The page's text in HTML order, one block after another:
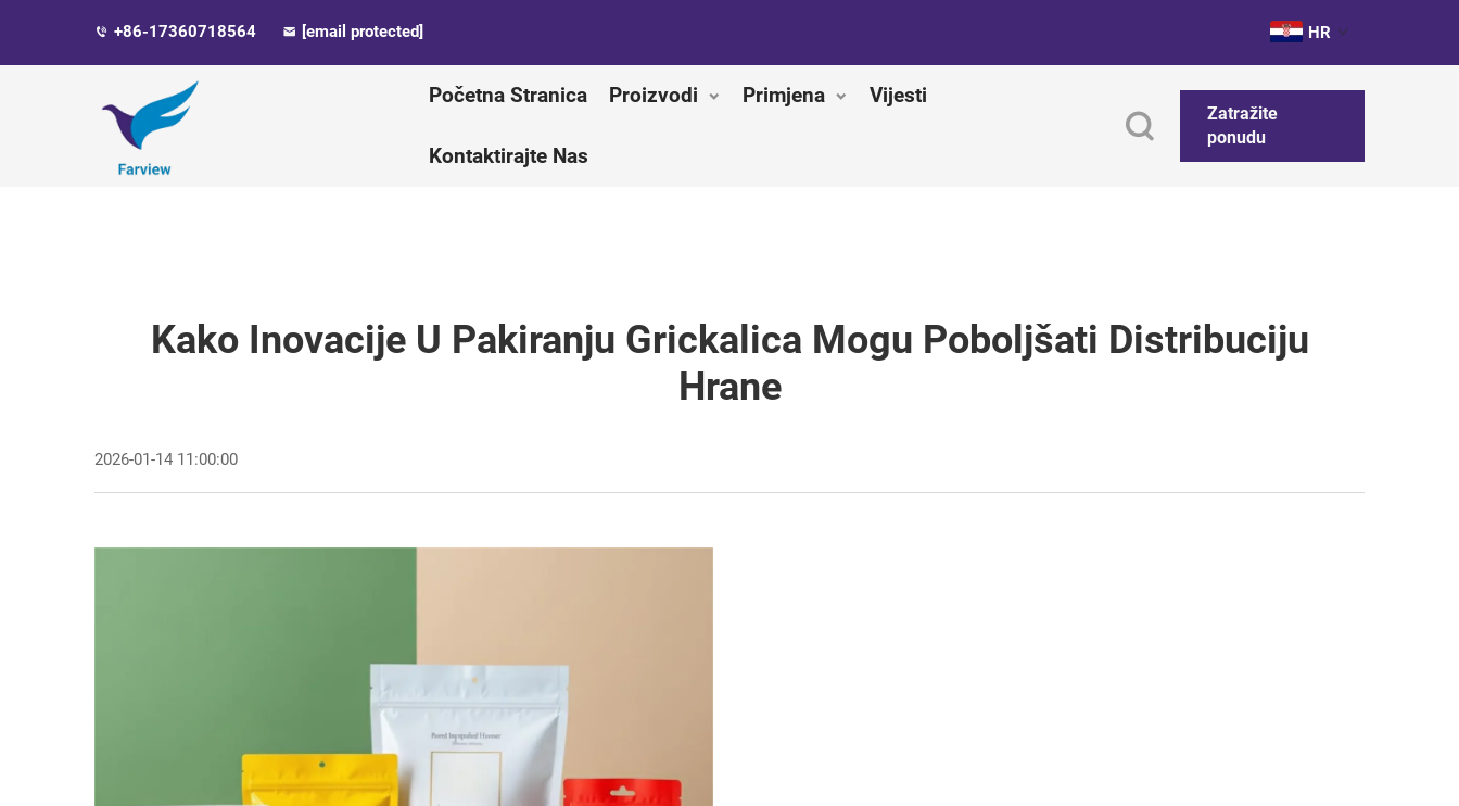
+86-17360718564 [email protected] HR
Početna Stranica Proizvodi Primjena Vijesti
Kontaktirajte Nas
Zatražite
ponudu
Kako Inovacije U Pakiranju Grickalica Mogu Poboljšati Distribuciju
Hrane
2026-01-14 11:00:00